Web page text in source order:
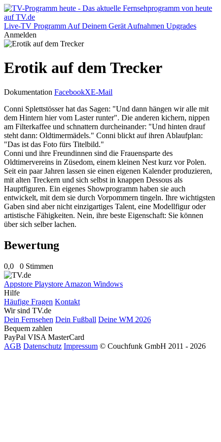
Live-TV Programm Auf Deinem Gerät Aufnahmen Upgrades
Anmelden
Erotik auf dem Trecker
Dokumentation FacebookXE-Mail
Conni Splettstösser hat das Sagen: "Und dann hängen wir alle mit
dem Hintern hier vom Laster runter". Die anderen kichern, nippen
am Filterkaffee und schnattern durcheinander: "Und hinten drauf
steht dann: Oldtimermädels." Conni blickt auf ihren Ablaufplan:
"Das ist das Foto fürs Titelbild."
Conni und ihre Freundinnen sind die Frauensparte des
Oldtimervereins in Züsedom, einem kleinen Nest kurz vor Polen.
Seit ein paar Jahren lassen sie einen eigenen Kalender produzieren,
mit alten Treckern und sich selbst in knappen Dessous als
Hauptfiguren. Ein eigenes Showprogramm haben sie auch
entwickelt, mit dem sie durch Vorpommern tingeln. Ihre wichtigsten
Gaben sind aber nicht einzigartiges Talent, eine Modellfigur oder
artistische Fähigkeiten. Nein, ihre beste Eigenschaft: Sie können
über sich selber lachen.
Bewertung
0,0 0 Stimmen
Appstore Playstore Amazon Windows
Hilfe
Häufige Fragen Kontakt
Wir sind TV.de
Dein Fernsehen Dein Fußball Deine WM 2026
Bequem zahlen
PayPal VISA MasterCard
AGB Datenschutz Impressum © Couchfunk GmbH 2011 - 2026